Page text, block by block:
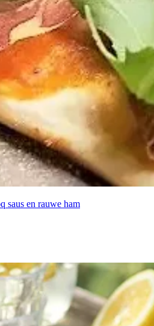
saus en rauwe ham